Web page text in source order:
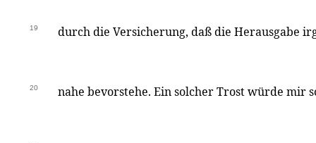
19 durch die Versicherung, daß die Herausgabe
20 nahe bevorstehe. Ein solcher Trost würde mir